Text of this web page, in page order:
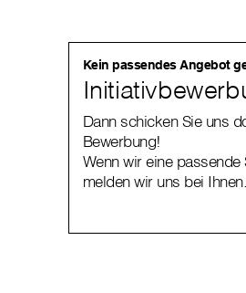
Kein passendes Angebot
Dann schicken Sie uns
Bewerbung!
Wenn wir eine passende
melden wir uns bei Ihnen.